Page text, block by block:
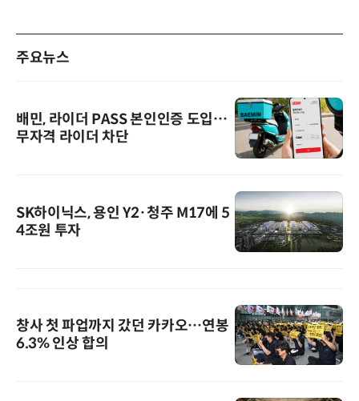
주요뉴스
배민, 라이더 PASS 본인인증 도입…
무자격 라이더 차단
SK하이닉스, 용인 Y2·청주 M17에 5
4조원 투자
창사 첫 파업까지 갔던 카카오…연봉
6.3% 인상 합의